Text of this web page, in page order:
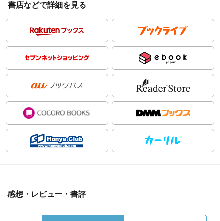
書店などで詳細を見る
感想・レビュー・書評